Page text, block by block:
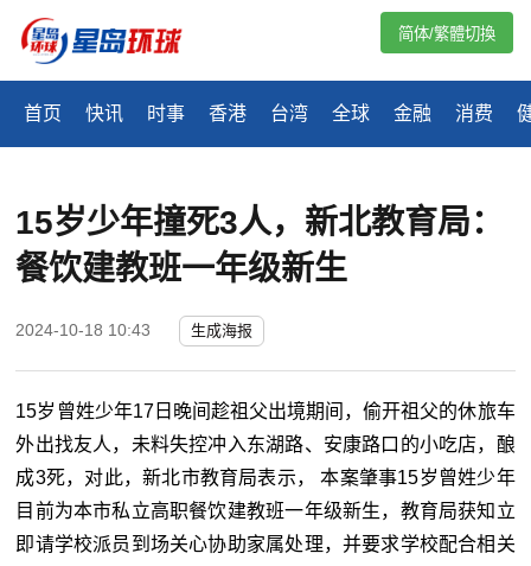
首页 快讯 时事 香港 台湾 全球 金融 消费
简体/繁體切換
15岁少年撞死3人，新北教育局：
餐饮建教班一年级新生
2024-10-18 10:43 生成海报
15岁曾姓少年17日晚间趁祖父出境期间，偷开祖父的休旅车
外出找友人，未料失控冲入东湖路、安康路口的小吃店，酿
成3死，对此，新北市教育局表示， 本案肇事15岁曾姓少年
目前为本市私立高职餐饮建教班一年级新生，教育局获知立
即请学校派员到场关心协助家属处理，并要求学校配合相关